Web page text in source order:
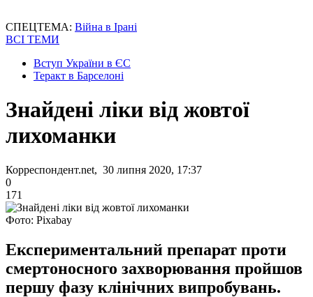
СПЕЦТЕМА: Війна в Ірані
ВСІ ТЕМИ
Вступ України в ЄС
Теракт в Барселоні
Знайдені ліки від жовтої
лихоманки
Корреспондент.net, 30 липня 2020, 17:37
0
171
Фото: Pixabay
Експериментальний препарат проти
смертоносного захворювання пройшов
першу фазу клінічних випробувань.